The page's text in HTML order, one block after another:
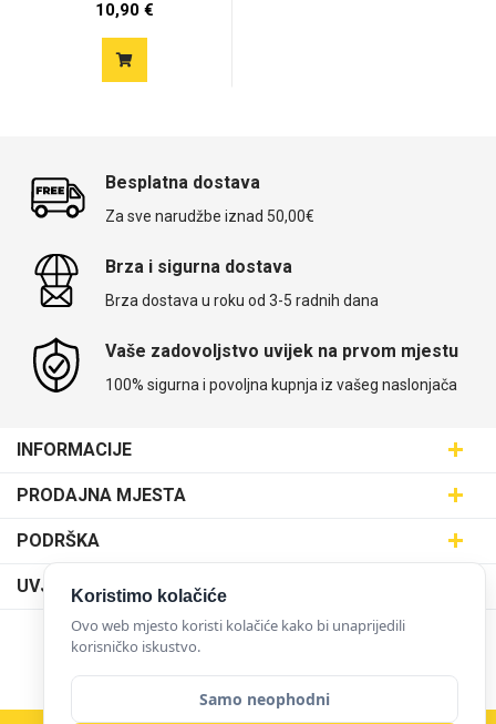
10,90 €
Besplatna dostava
Za sve narudžbe iznad 50,00€
Brza i sigurna dostava
Brza dostava u roku od 3-5 radnih dana
Vaše zadovoljstvo uvijek na prvom mjestu
100% sigurna i povoljna kupnja iz vašeg naslonjača
INFORMACIJE
SVIJET MASKICA d.o.o.
Aleja javora 13, 10000 Zagreb
095 5555 345
prodaja@maskice.hr
PRODAJNA MJESTA
Poslovnica Trešnjevka
Poslovnica Dubrava
Poslovnica Kvatrić
Poslovnica Velika Gorica
Poslovnica Karlovac
Poslovnica Ilica
PODRŠKA
Dostava
Karijera u maskice.hr
Postani partner
Zakupi franšizu
UVJETI KORIŠTENJA
Klub vjernosti
Obrazac za jednostrani raskid ugovora
NAČINI PLAĆANJA
Koristimo kolačiće
Ovo web mjesto koristi kolačiće kako bi unaprijedili
korisničko iskustvo.
Samo neophodni